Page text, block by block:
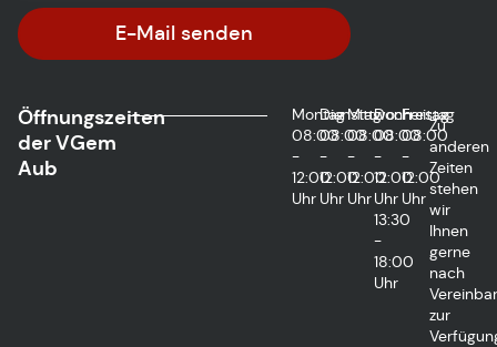
E-Mail senden
Öffnungszeiten
der VGem
Aub
Montag
08:00
-
12:00
Uhr
Dienstag
08:00
-
12:00
Uhr
Mittwoch
08:00
-
12:00
Uhr
Donnerstag
08:00
-
12:00
Uhr
13:30
-
18:00
Uhr
Freitag
08:00
-
12:00
Uhr
Zu
anderen
Zeiten
stehen
wir
Ihnen
gerne
nach
zur